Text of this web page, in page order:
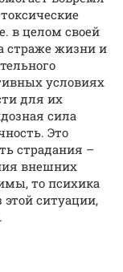
в целом своей
страже жизни и
условиях
для их
сила
Это
страдания –
внешних
то психика
ситуации,